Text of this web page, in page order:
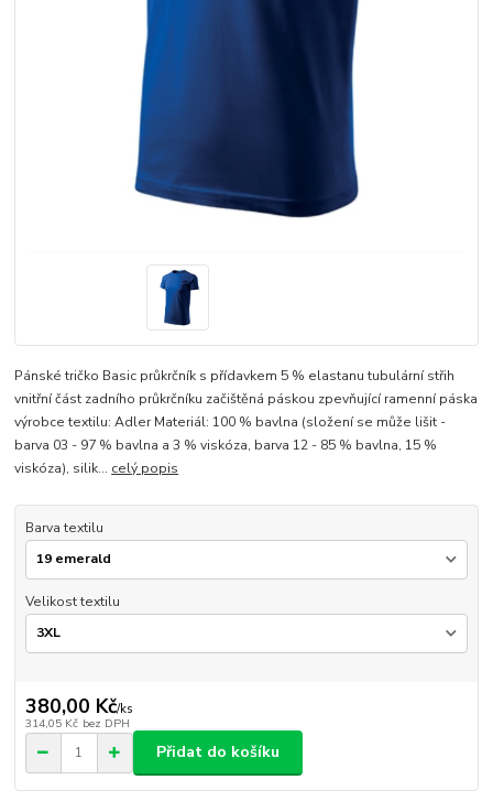
Pánské tričko Basic průkrčník s přídavkem 5 % elastanu tubulární střih
vnitřní část zadního průkrčníku začištěná páskou zpevňující ramenní páska
výrobce textilu: Adler Materiál: 100 % bavlna (složení se může lišit -
barva 03 - 97 % bavlna a 3 % viskóza, barva 12 - 85 % bavlna, 15 %
viskóza), silik... celý popis
Barva textilu
Velikost textilu
380,00 Kč/ks
314,05 Kč bez DPH
Přidat do košíku